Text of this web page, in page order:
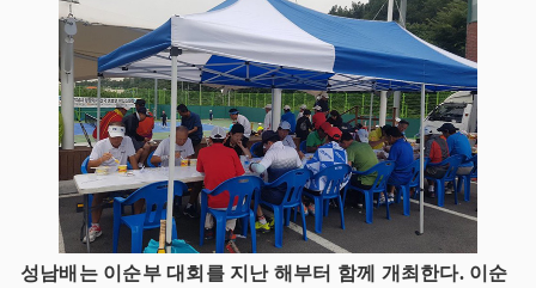
성남배는 이순부 대회를 지난 해부터 함께 개최한다. 이순